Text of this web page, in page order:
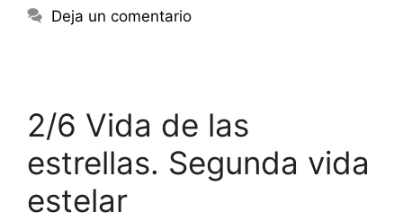
Deja un comentario
2/6 Vida de las
estrellas. Segunda vida
estelar